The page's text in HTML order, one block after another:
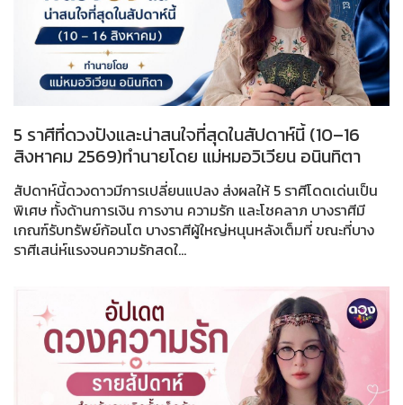
5 ราศีที่ดวงปังและน่าสนใจที่สุดในสัปดาห์นี้ (10–16
สิงหาคม 2569)ทำนายโดย แม่หมอวิเวียน อนินทิตา
สัปดาห์นี้ดวงดาวมีการเปลี่ยนแปลง ส่งผลให้ 5 ราศีโดดเด่นเป็น
พิเศษ ทั้งด้านการเงิน การงาน ความรัก และโชคลาภ บางราศีมี
เกณฑ์รับทรัพย์ก้อนโต บางราศีผู้ใหญ่หนุนหลังเต็มที่ ขณะที่บาง
ราศีเสน่ห์แรงจนความรักสดใ...